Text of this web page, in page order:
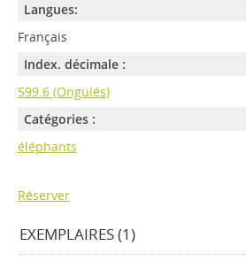
Langues:
Français
Index. décimale :
599.6 (Ongulés)
Catégories :
éléphants
Réserver
EXEMPLAIRES (1)